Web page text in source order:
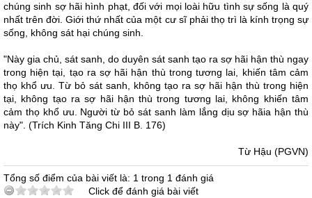
chúng sinh sợ hãi hình phạt, đối với mọi loài hữu tình sự sống là quý
nhất trên đời. Giới thứ nhất của một cư sĩ phải thọ trì là kính trọng sự
sống, không sát hại chúng sinh.
"Này gia chủ, sát sanh, do duyên sát sanh tạo ra sợ hãi hận thù ngay
trong hiện tại, tạo ra sợ hãi hận thù trong tương lai, khiến tâm cảm
thọ khổ ưu. Từ bỏ sát sanh, không tạo ra sợ hãi hận thù trong hiện
tại, không tạo ra sợ hãi hận thù trong tương lai, không khiến tâm
cảm thọ khổ ưu. Người từ bỏ sát sanh làm lắng dịu sợ hãia hận thù
này". (Trích Kinh Tăng Chi III B. 176)
Từ Hậu (PGVN)
Tổng số điểm của bài viết là: 1 trong 1 đánh giá
Click để đánh giá bài viết